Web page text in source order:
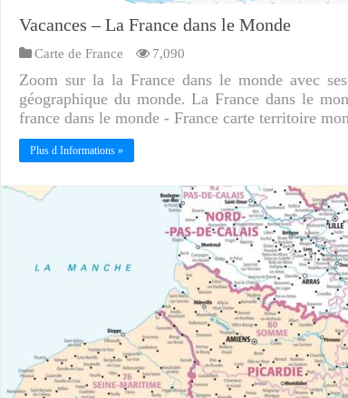
Vacances – La France dans le Monde
Carte de France 7,090
Zoom sur la la France dans le monde avec
géographique du monde. La France dans le
france dans le monde - France carte territoire
Plus d Informations »